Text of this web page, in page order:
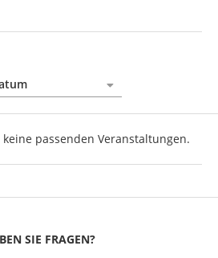
passenden Veranstaltungen.
SIE FRAGEN?